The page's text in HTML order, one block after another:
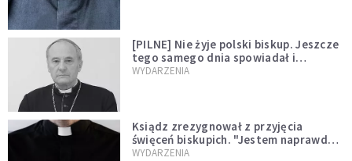
[PILNE] Nie żyje polski biskup. Jeszcze
tego samego dnia spowiadał i
sprawował Mszę świętą
WYDARZENIA
Ksiądz zrezygnował z przyjęcia
święceń biskupich. "Jestem naprawdę
niegodny"
WYDARZENIA